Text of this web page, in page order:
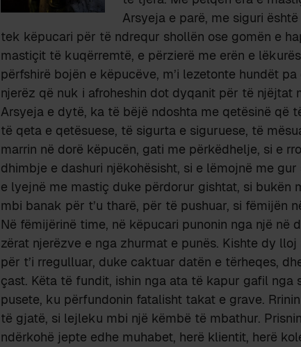
Arsyeja e parë, me siguri
tek këpucari për të ndrequr shollën ose gomën e
mastiçit të kuqërremtë, e përzierë me erën e
përfshirë bojën e këpucëve, m’i lezetonte hundët
njerëz që nuk i afroheshin dot dyqanit për të njëjtat
Arsyeja e dytë, ka të bëjë ndoshta me qetësinë që
të qeta e qetësuese, të sigurta e siguruese, të
marrin në dorë këpucën, gati me përkëdhelje, si e
dhimbje e dashuri njëkohësisht, si e lëmojnë me
e lyejnë me mastiç duke përdorur gishtat, si bukën
mbi banak për t’u tharë, për të pushuar, si fëmijën
Në fëmijërinë time, në këpucari punonin nga një në
zërat njerëzve e nga zhurmat e punës. Kishte dy
për t’i rregulluar, duke caktuar datën e tërheqes,
çast. Këta të fundit, ishin nga ata të kapur gafil nga
pusete, ku përfundonin fatalisht takat e grave.
të gjatë, si lejleku mbi një këmbë të mbathur.
ndërkohë jepte edhe muhabet, herë klientit, herë